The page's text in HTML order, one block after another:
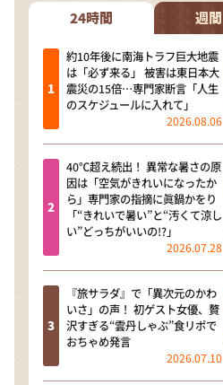
24時間 週間
約10年後に南海トラフ巨大地震
は「必ず来る」 被害は東日本大
震災の15倍…専門家断言「人生
のスケジュールに入れて」
2026.08.06
40℃超え続出！ 異常な暑さの原
因は「空気がきれいになったか
ら」専門家の指摘に眞鍋かをり
「“きれいで暑い”と“汚くて涼し
い”どっちがいいの!?」
2026.07.28
『旅サラダ』で「異次元のかわ
いさ」の声！ 初ゲスト女優、贅
沢すぎる“雲丹しゃぶ”食リポで
おちゃめ発言
2026.07.10